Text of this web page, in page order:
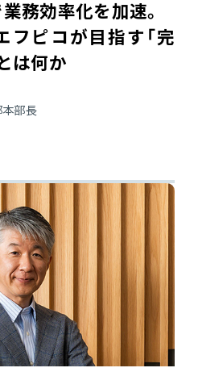
管理
務システム
務効率化を加速。
フピコが目指す「完
は何か
部長